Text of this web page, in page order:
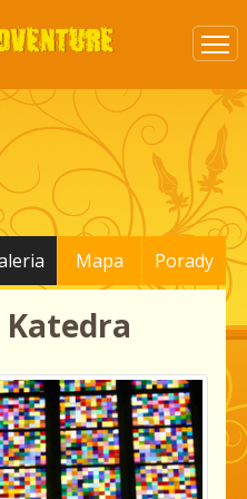
Mapa Porady
Katedra